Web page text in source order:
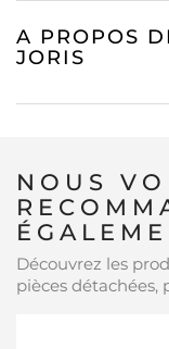
A PROPOS
JORIS
NOUS
Découvrez les
pièces détachées,